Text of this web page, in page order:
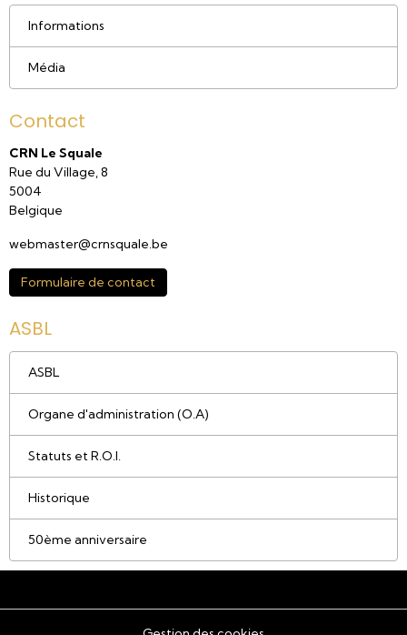
Informations
Média
Contact
CRN Le Squale
Rue du Village, 8
5004
Belgique
webmaster@crnsquale.be
Formulaire de contact
ASBL
ASBL
Organe d'administration (O.A)
Statuts et R.O.I.
Historique
50ème anniversaire